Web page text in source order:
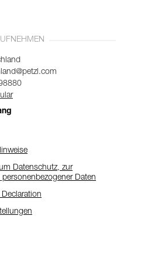
Datenschutz, zur
personenbezogener Daten